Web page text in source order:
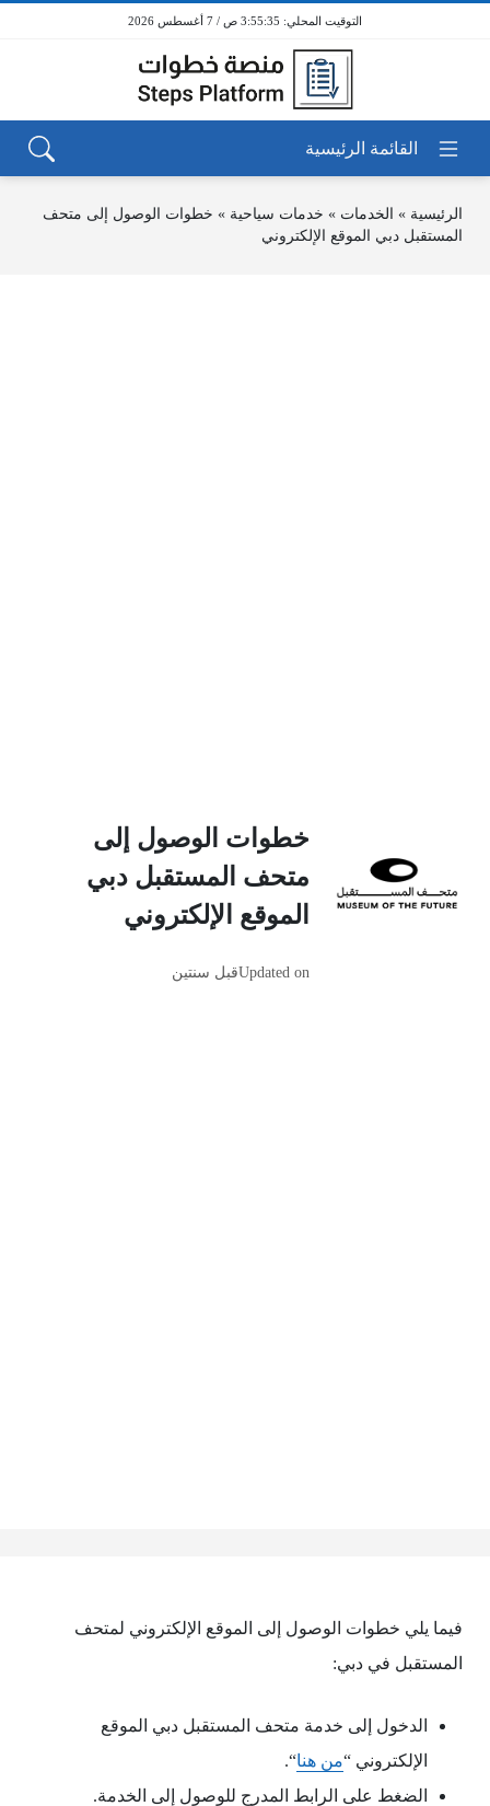
3:55:35 ص / 7 أغسطس 2026
الرئيسية » الخدمات » خدمات سياحية » خطوات الوصول إلى متحف
المستقبل دبي الموقع الإلكتروني
خطوات الوصول إلى
متحف المستقبل دبي
الموقع الإلكتروني
Updated onقبل سنتين
فيما يلي خطوات الوصول إلى الموقع الإلكتروني لمتحف
المستقبل في دبي:
الدخول إلى خدمة متحف المستقبل دبي الموقع
الإلكتروني “من هنا“.
الضغط على الرابط المدرج للوصول إلى الخدمة.